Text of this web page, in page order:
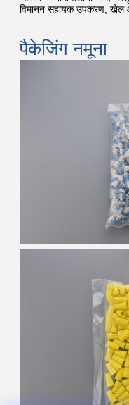
विमानन सहायक उपकरण, खेल
पैकेजिंग नमूना